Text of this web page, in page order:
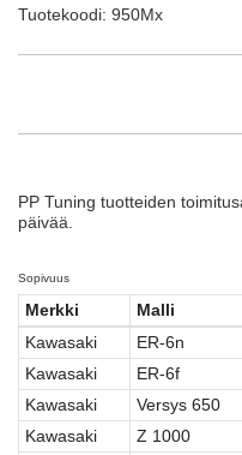
Tuotekoodi: 950Mx
PP Tuning tuotteiden
päivää.
Sopivuus
Merkki Malli
Kawasaki
ER-6n
Kawasaki
ER-6f
Kawasaki
Versys 650
Kawasaki
Z 1000